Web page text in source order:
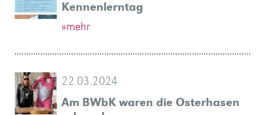
Kennenlerntag
»mehr
22.03.2024
Am BWbK waren die Osterhasen